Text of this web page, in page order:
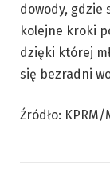
dowody, gdzie
kolejne kroki
dzięki której
się bezradni
Źródło: